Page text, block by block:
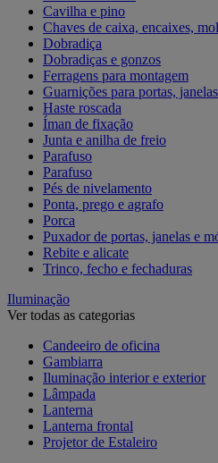
Cavilha e pino
Chaves de caixa, encaixes,
Dobradiça
Dobradiças e gonzos
Ferragens para montagem
Guarnições para portas,
Haste roscada
Íman de fixação
Junta e anilha de freio
Parafuso
Parafuso
Pés de nivelamento
Ponta, prego e agrafo
Porca
Puxador de portas, janelas e
Rebite e alicate
Trinco, fecho e fechaduras
Iluminação
Ver todas as categorias
Candeeiro de oficina
Gambiarra
Iluminação interior e exterior
Lâmpada
Lanterna
Lanterna frontal
Projetor de Estaleiro